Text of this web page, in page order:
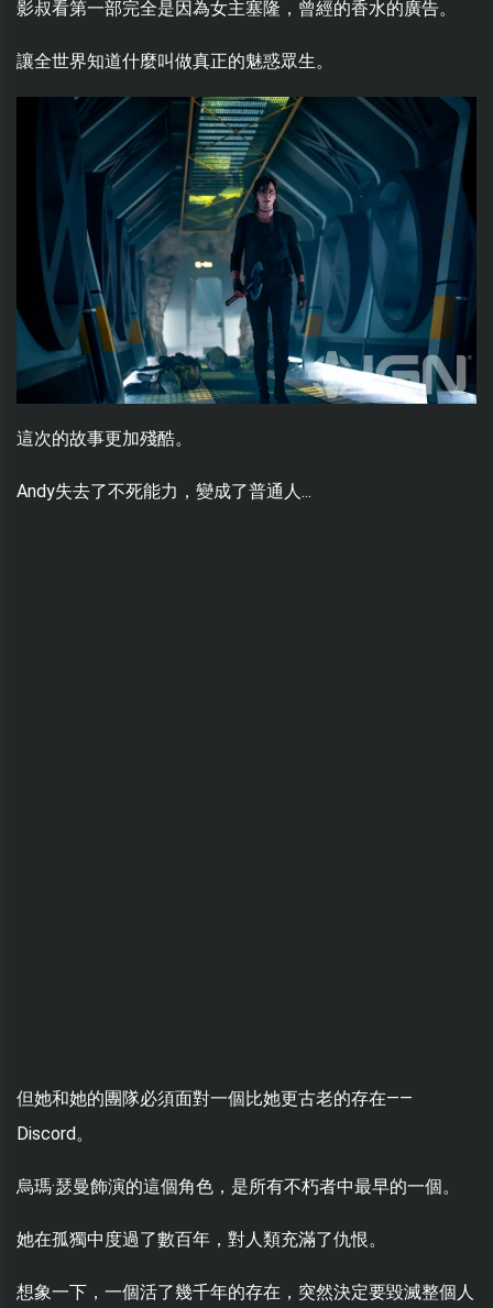
影叔看第一部完全是因為女主塞隆，曾經的香水的廣告。
讓全世界知道什麼叫做真正的魅惑眾生。
這次的故事更加殘酷。
Andy失去了不死能力，變成了普通人...
但她和她的團隊必須面對一個比她更古老的存在——
Discord。
烏瑪·瑟曼飾演的這個角色，是所有不朽者中最早的一個。
她在孤獨中度過了數百年，對人類充滿了仇恨。
想象一下，一個活了幾千年的存在，突然決定要毀滅整個人